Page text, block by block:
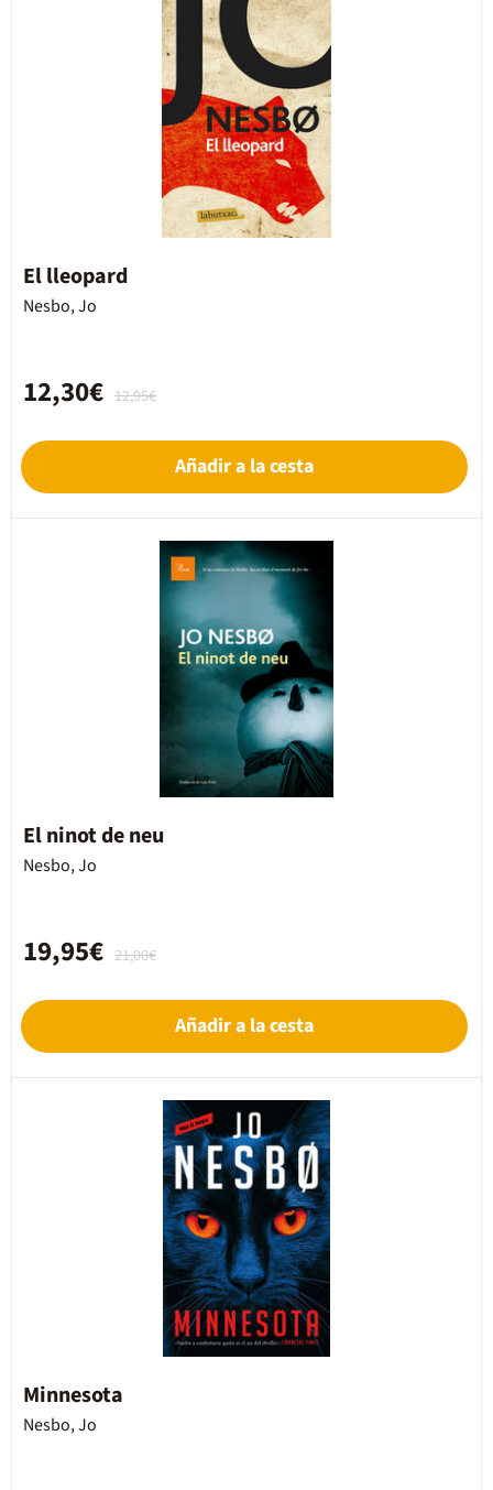
El lleopard
Nesbo, Jo
12,95€
12,30€
Añadir a la cesta
El ninot de neu
Nesbo, Jo
21,00€
19,95€
Añadir a la cesta
Minnesota
Nesbo, Jo